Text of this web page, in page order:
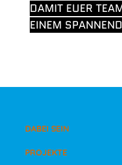
DAMIT EUER
EINEM
DABEI SEIN
PROJEKTE